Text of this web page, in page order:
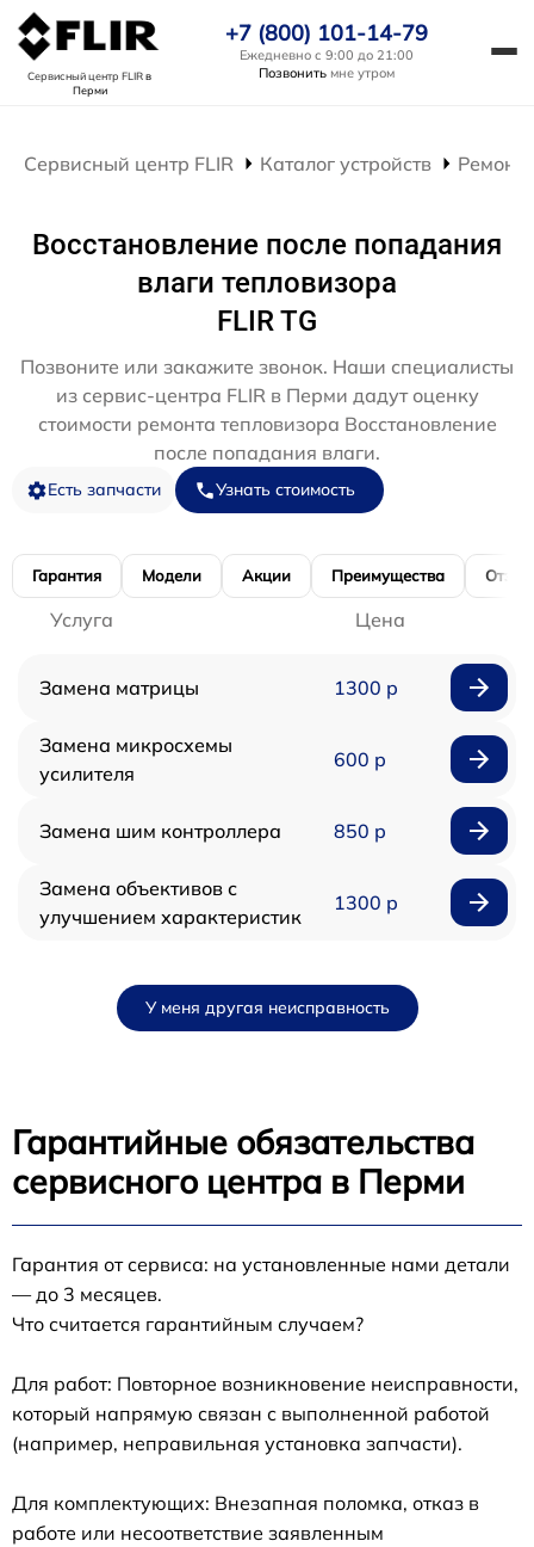
Сервисный центр FLIRв
Перми
+7 (800) 101-14-79
Ежедневно с 9:00 до 21:00
Позвонить мне утром
Сервисный центр FLIR Каталог устройств Ремонт
Восстановление после попадания
влаги тепловизора
FLIR TG
Позвоните или закажите звонок. Наши специалисты
из сервис-центра FLIR в Перми дадут оценку
стоимости ремонта тепловизора Восстановление
после попадания влаги.
Есть запчасти Узнать стоимость
Гарантия Модели Акции Преимущества
Услуга Цена
Замена матрицы 1300 р
Замена микросхемы
усилителя
600 р
Замена шим контроллера 850 р
Замена объективов с
улучшением характеристик
1300 р
У меня другая неисправность
Гарантийные обязательства
сервисного центра в Перми
Гарантия от сервиса: на установленные нами детали
— до 3 месяцев.
Что считается гарантийным случаем?
Для работ: Повторное возникновение неисправности,
который напрямую связан с выполненной работой
(например, неправильная установка запчасти).
Для комплектующих: Внезапная поломка, отказ в
работе или несоответствие заявленным